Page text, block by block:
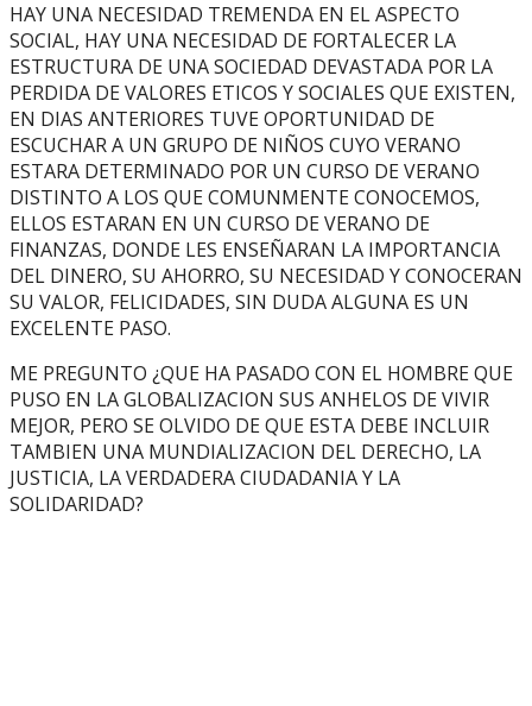
HAY UNA NECESIDAD TREMENDA EN EL ASPECTO
SOCIAL, HAY UNA NECESIDAD DE FORTALECER LA
ESTRUCTURA DE UNA SOCIEDAD DEVASTADA POR LA
PERDIDA DE VALORES ETICOS Y SOCIALES QUE EXISTEN,
EN DIAS ANTERIORES TUVE OPORTUNIDAD DE
ESCUCHAR A UN GRUPO DE NIÑOS CUYO VERANO
ESTARA DETERMINADO POR UN CURSO DE VERANO
DISTINTO A LOS QUE COMUNMENTE CONOCEMOS,
ELLOS ESTARAN EN UN CURSO DE VERANO DE
FINANZAS, DONDE LES ENSEÑARAN LA IMPORTANCIA
DEL DINERO, SU AHORRO, SU NECESIDAD Y CONOCERAN
SU VALOR, FELICIDADES, SIN DUDA ALGUNA ES UN
EXCELENTE PASO.
ME PREGUNTO ¿QUE HA PASADO CON EL HOMBRE QUE
PUSO EN LA GLOBALIZACION SUS ANHELOS DE VIVIR
MEJOR, PERO SE OLVIDO DE QUE ESTA DEBE INCLUIR
TAMBIEN UNA MUNDIALIZACION DEL DERECHO, LA
JUSTICIA, LA VERDADERA CIUDADANIA Y LA
SOLIDARIDAD?